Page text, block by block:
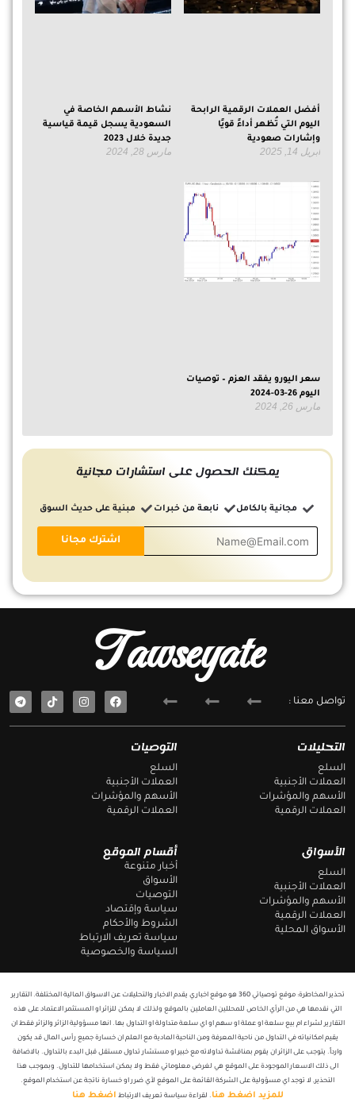
أفضل العملات الرقمية الرابحة
اليوم التي تُظهر أداءً قويًا
وإشارات صعودية
أبريل 14, 2025
نشاط الأسهم الخاصة في
السعودية يسجل قيمة قياسية
جديدة خلال 2023
مارس 28, 2024
سعر اليورو يفقد العزم – توصيات
اليوم 26-03-2024
مارس 26, 2024
يمكنك الحصول على استشارات مجانية
مجانية بالكامل نابعة من خبرات مبنية على حديث السوق
أقسام الموقع
أخبار متنوعة
الأسواق
التوصيات
سياسة وإقتصاد
الشروط والأحكام
سياسة تعريف الارتباط
السياسة والخصوصية
الأسواق
السلع
العملات الأجنبية
الأسهم والمؤشرات
العملات الرقمية
الأسواق المحلية
التوصيات
السلع
العملات الأجنبية
الأسهم والمؤشرات
العملات الرقمية
التحليلات
السلع
العملات الأجنبية
الأسهم والمؤشرات
العملات الرقمية
Tawseyate
تواصل معنا :
F
a
e
T
e
e
تحذير المخاطرة: موقع توصياتي 360 هو موقع اخباري يقدم الاخبار والتحليلات عن الاسواق المالية المختلفة. التقارير
التي نقدمها هي من الرأي الخاص للمحللين العاملين بالموقع ولذلك لا يمكن للزائر او المستثمر الاعتماد على هذه
التقارير لشراء ام بيع سلعة او عملة او سهم او اي سلعة متداولة او التداول بها. انها مسؤولية الزائر والزائر فقط ان
يقيم امكانياته في التداول من ناحية المعرفة ومن الناحية المادية مع العلم ان خسارة جميع رأس المال قد يكون
وارداً. يتوجب على الزائر ان يقوم بمناقشة تداولاته مع خبير او مستشار تداول مستقل قبل البدء بالتداول. بالاضافة
الى ذلك الاسعار الموجودة على الموقع هي لغرض معلوماتي فقط ولا يمكن استخدامها للتداول. وبموجب هذا
التحذير, لا توجد اي مسؤولية على الشركة القائمة على الموقع لأي ضرر او خسارة ناتجة عن استخدام الموقع.
للمزيد اضغط هنا . لقراءة سياسة تعريف الارتباط اضغط هنا